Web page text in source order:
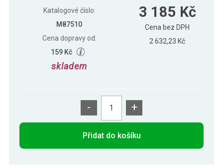
zelený
3 173 Kč
Katalogové číslo:
M87510
Cena dopravy od:
159 Kč
skladem
3 185 Kč
Cena bez DPH
2 632,23 Kč
- +
Přidat do košíku